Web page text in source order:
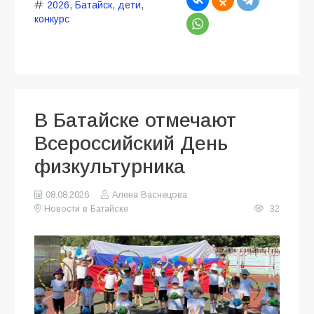
2026, Батайск, дети,
конкурс
В Батайске отмечают
Всероссийский День
физкультурника
08.08.2026
Алена Васнецова
Новости в Батайске
32